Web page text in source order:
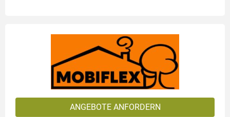
ANGEBOTE ANFORDERN